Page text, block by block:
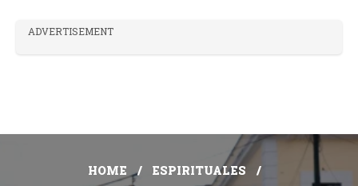
ADVERTISEMENT
HOME
ESPIRITUALES